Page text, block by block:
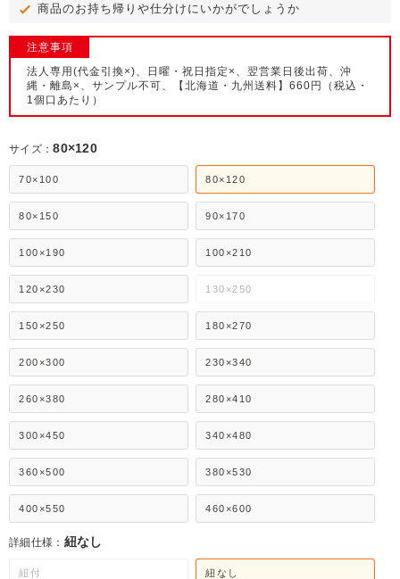
商品のお持ち帰りや仕分けにいかがでしょうか
注意事項
法人専用(代金引換×)、日曜・祝日指定×、翌営業日後出荷、沖
縄・離島×、サンプル不可、【北海道・九州送料】660円（税込・
1個口あたり）
サイズ：80×120
70×100 80×120
80×150 90×170
100×190 100×210
120×230 130×250
150×250 180×270
200×300 230×340
260×380 280×410
300×450 340×480
360×500 380×530
400×550 460×600
詳細仕様： 紐なし
紐付 紐なし